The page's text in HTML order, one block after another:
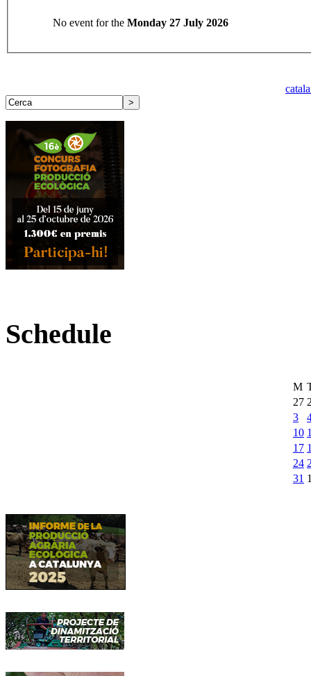
No event for the Monday 27 July 2026
Schedule
M
27
3
10
17
24
31